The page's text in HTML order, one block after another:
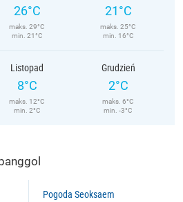
26°C
maks. 29°C
min. 21°C
21°C
maks. 25°C
min. 16°C
Listopad
8°C
maks. 12°C
min. 2°C
Grudzień
2°C
maks. 6°C
min. -3°C
Pogoda Seoksaem